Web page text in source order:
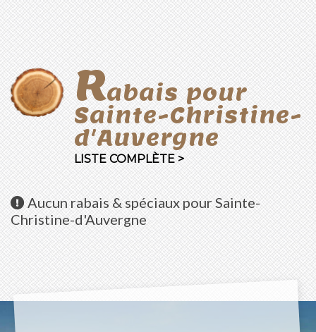
Rabais pour
Sainte-Christine-
d'Auvergne
LISTE COMPLÈTE >
Aucunrabais & spéciaux pour Sainte-
Christine-d'Auvergne